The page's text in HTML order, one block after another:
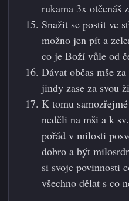
rukama 3x otčenáš
Snažit se postit ve
možno jen pít a
co je Boží vůle od
Dávat občas mše
jindy zase za svou
K tomu
neděli na mši a k
pořád v milosti
dobro a být
si svoje povinnosti
všechno dělat s co